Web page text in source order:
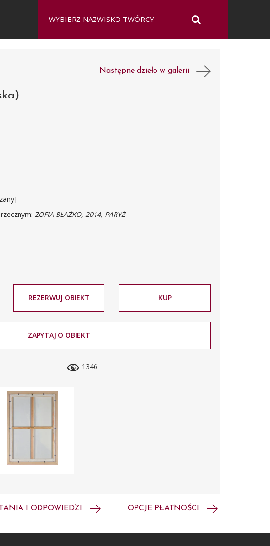
Następne dzieło w galerii
ZOFIA BŁAŻKO, 2014, PARYŻ
REZERWUJ OBIEKT KUP
ZAPYTAJ O OBIEKT
1346
I ODPOWIEDZI OPCJE PŁATNOŚCI